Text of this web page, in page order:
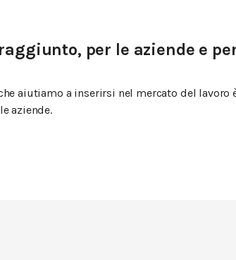
per le aziende e
aiutiamo a inserirsi nel mercato del
aziende.